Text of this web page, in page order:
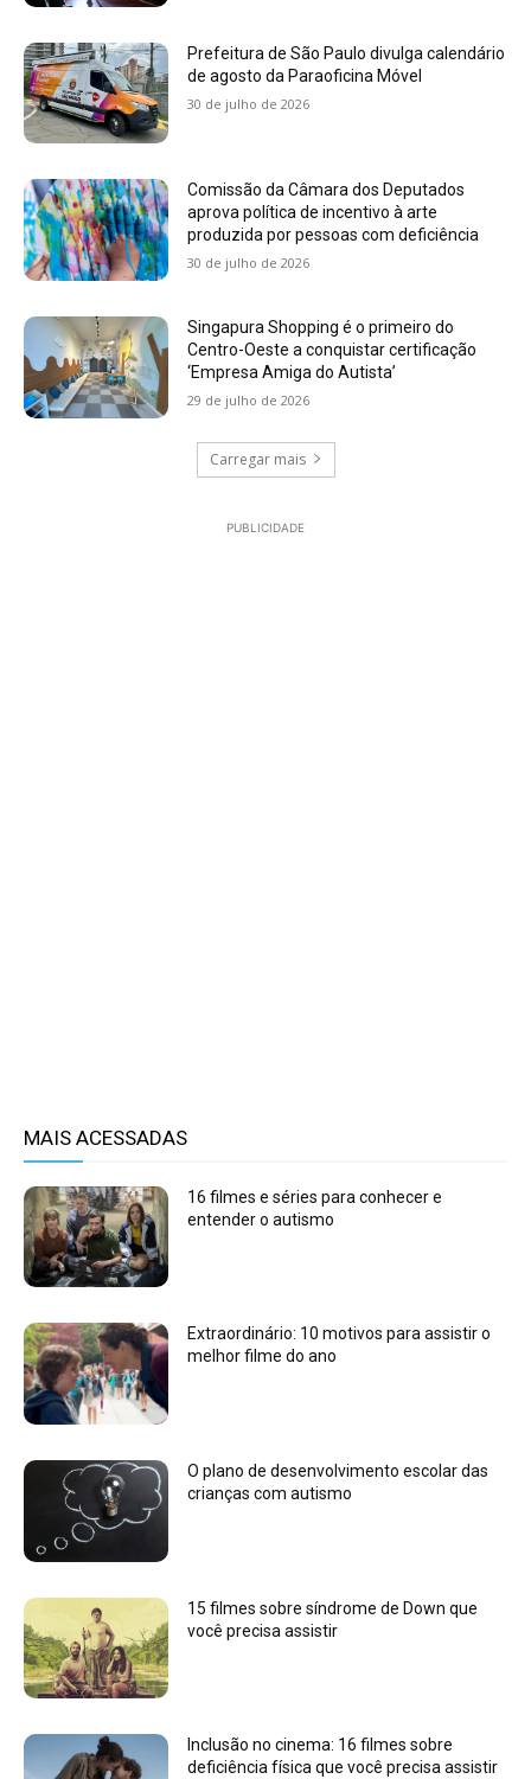
Prefeitura de São Paulo divulga calendário
de agosto da Paraoficina Móvel
30 de julho de 2026
Comissão da Câmara dos Deputados
aprova política de incentivo à arte
produzida por pessoas com deficiência
30 de julho de 2026
Singapura Shopping é o primeiro do
Centro-Oeste a conquistar certificação
‘Empresa Amiga do Autista’
29 de julho de 2026
Carregar mais
PUBLICIDADE
MAIS ACESSADAS
16 filmes e séries para conhecer e
entender o autismo
Extraordinário: 10 motivos para assistir o
melhor filme do ano
O plano de desenvolvimento escolar das
crianças com autismo
15 filmes sobre síndrome de Down que
você precisa assistir
Inclusão no cinema: 16 filmes sobre
deficiência física que você precisa assistir